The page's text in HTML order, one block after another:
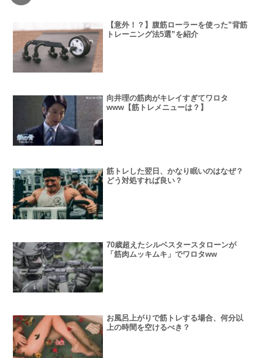
【意外！？】腹筋ローラーを使った”背筋
トレーニング法5選”を紹介
向井理の筋肉がキレイすぎてワロタ
www【筋トレメニューは？】
筋トレした翌日、かなり眠いのはなぜ？
どう対処すれば良い？
70歳超えたシルベスタースタローンが
「筋肉ムッキムキ」でワロタww
お風呂上がりで筋トレする場合、何分以
上の時間を空けるべき？